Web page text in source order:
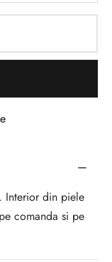
Interior din piele
comanda si pe